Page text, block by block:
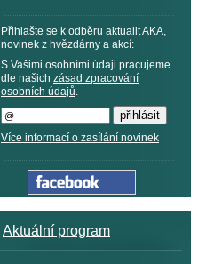
Přihlašte se k odběru aktualit AKA,
novinek z hvězdárny a akcí:
S Vašimi osobními údaji pracujeme
dle našich zásad zpracování
osobních údajů.
Více informací o zasílání novinek
Aktuální program